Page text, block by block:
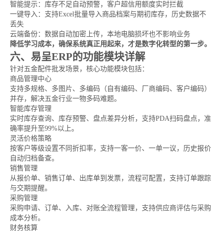
智能提示：库存不足自动预警，客户超信用额度实时拦截
一键导入：支持Excel批量导入商品档案与期初库存，历史数据不
丢失
云端备份：数据自动加密上传，本地电脑损坏也不影响业务
降低学习成本，确保系统真正用起来，才是数字化转型的第一步。
六、易呈ERP的功能模块详解
针对五金配件批发场景，核心功能模块包括：
商品管理中心
支持多规格、多图片、多编码（自有编码、厂商编码、客户编码）
并存，解决五金行业一物多码难题。
智能库存管理
实时库存查询、库存预警、盘点差异分析，支持PDA扫码盘点，准
确率提升至99%以上。
灵活价格策略
按客户等级设置不同折扣率，支持一客一价、一单一议，历史报价
自动归档备查。
销售管理
从报价单、销售订单、出库单到发票，流程可配置，支持订单跟踪
与交期提醒。
采购管理
采购申请、订单、入库、对账全流程管理，支持供应商评估与采购
成本分析。
财务核算